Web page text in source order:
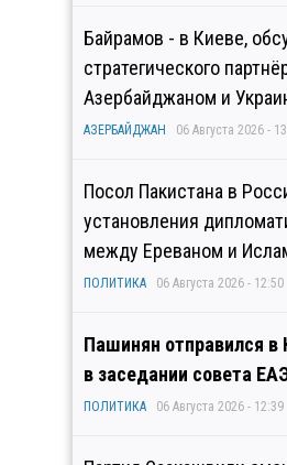
Байрамов - в Киеве,
стратегического
Азербайджаном и
АЗЕРБАЙДЖАН 06 Августа 2026 -
Посол Пакистана в
установления
между Ереваном и
ПОЛИТИКА 06 Августа 2026 - 12:50
Пашинян отправился в
в заседании совета
ПОЛИТИКА 06 Августа 2026 - 12:39